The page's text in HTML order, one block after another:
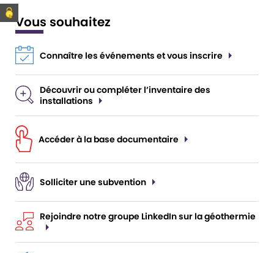
Vous souhaitez
Connaître les événements et vous inscrire
Découvrir ou compléter l’inventaire des
installations
Accéder à la base documentaire
Solliciter une subvention
Rejoindre notre groupe LinkedIn sur la géothermie